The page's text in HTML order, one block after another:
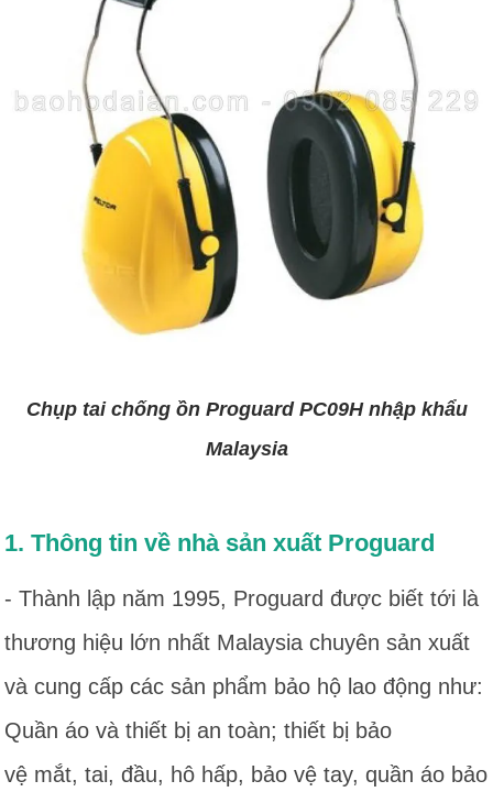
Chụp tai chống ồn Proguard PC09H nhập khẩu
Malaysia
1. Thông tin về nhà sản xuất Proguard
- Thành lập năm 1995, Proguard được biết tới là
thương hiệu lớn nhất Malaysia chuyên sản xuất
và cung cấp các sản phẩm bảo hộ lao động như:
Quần áo và thiết bị an toàn; thiết bị bảo
vệ mắt, tai, đầu, hô hấp, bảo vệ tay, quần áo bảo